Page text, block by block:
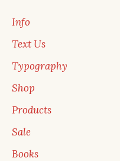
Info
Text Us
Typography
Shop
Products
Sale
Books